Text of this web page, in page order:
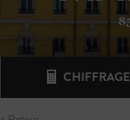
CHIFFRAGE